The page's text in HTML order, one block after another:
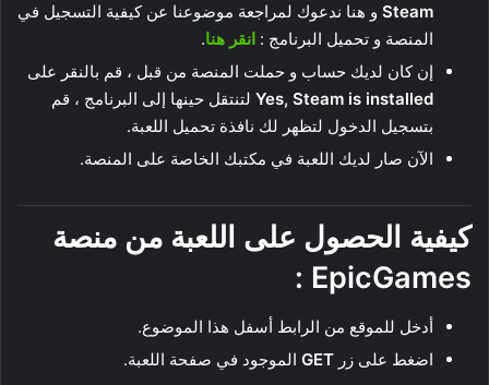
Steam و هنا ندعوك لمراجعة موضوعنا عن كيفية التسجيل في
المنصة و تحميل البرنامج : انقر هنا.
إن كان لديك حساب و حملت المنصة من قبل ، قم بالنقر على
Yes, Steam is installed لتنتقل حينها إلى البرنامج ، قم
بتسجيل الدخول لتظهر لك نافذة تحميل اللعبة.
الآن صار لديك اللعبة في مكتبك الخاصة على المنصة.
كيفية الحصول على اللعبة من منصة
EpicGames :
أدخل للموقع من الرابط أسفل هذا الموضوع.
اضغط على زر GET الموجود في صفحة اللعبة.